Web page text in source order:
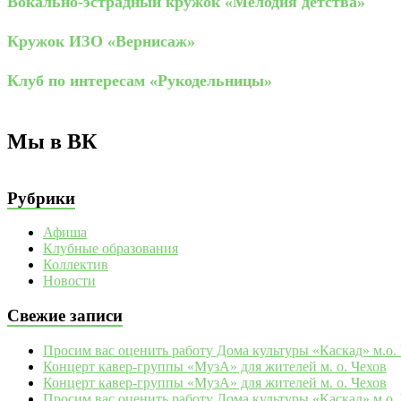
Кружок ИЗО «Вернисаж»
Клуб по интересам «Рукодельницы»
Мы в ВК
Рубрики
Афиша
Клубные образования
Коллектив
Новости
Свежие записи
Просим вас оценить работу Дома культуры «Каскад» м.о.
Концерт кавер-группы «МузА» для жителей м. о. Чехов
Концерт кавер-группы «МузА» для жителей м. о. Чехов